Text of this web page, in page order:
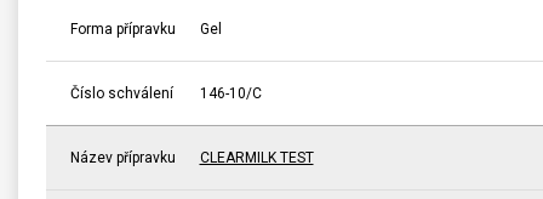
Forma přípravku Gel
Číslo schválení 146-10/C
Název přípravku CLEARMILK TEST